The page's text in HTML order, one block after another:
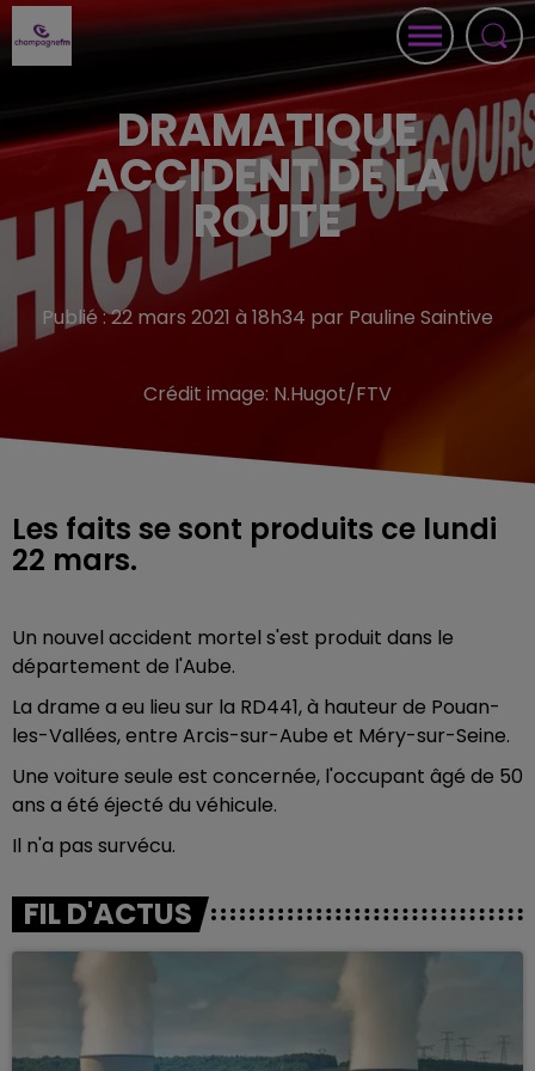
DRAMATIQUE
ACCIDENT DE LA
ROUTE
Publié : 22 mars 2021 à 18h34 par Pauline Saintive
Crédit image: N.Hugot/FTV
Les faits se sont produits ce lundi
22 mars.
Un nouvel accident mortel s'est produit dans le
département de l'Aube.
La drame a eu lieu sur la RD441, à hauteur de Pouan-
les-Vallées, entre Arcis-sur-Aube et Méry-sur-Seine.
Une voiture seule est concernée, l'occupant âgé de 50
ans a été éjecté du véhicule.
Il n'a pas survécu.
FIL D'ACTUS